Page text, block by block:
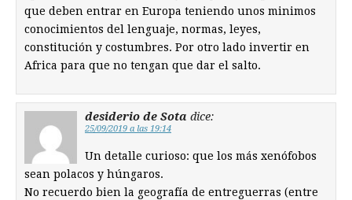
que deben entrar en Europa teniendo unos minimos
conocimientos del lenguaje, normas, leyes,
constitución y costumbres. Por otro lado invertir en
Africa para que no tengan que dar el salto.
desiderio de Sota dice:
25/09/2019 a las 19:14
Un detalle curioso: que los más xenófobos
sean polacos y húngaros.
No recuerdo bien la geografía de entreguerras (entre